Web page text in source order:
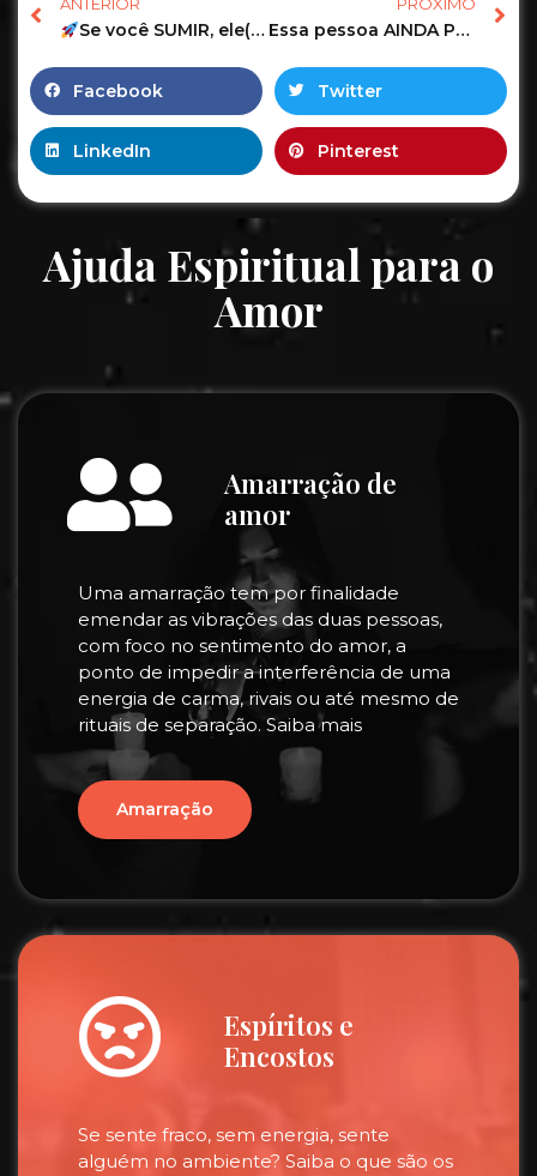
Se você SUMIR, ele(a) vai SENTIR a sua AUSÊNCIA? Essa pessoa AINDA PENSA em mim? O que posso ESPERAR? #tarot #tarotdehoje #amor
Facebook Twitter
LinkedIn Pinterest
Ajuda Espiritual para o
Amor
Amarração de
amor
Uma amarração tem por finalidade
emendar as vibrações das duas pessoas,
com foco no sentimento do amor, a
ponto de impedir a interferência de uma
energia de carma, rivais ou até mesmo de
rituais de separação. Saiba mais
Amarração
Espíritos e
Encostos
Se sente fraco, sem energia, sente
alguém no ambiente? Saiba o que são os